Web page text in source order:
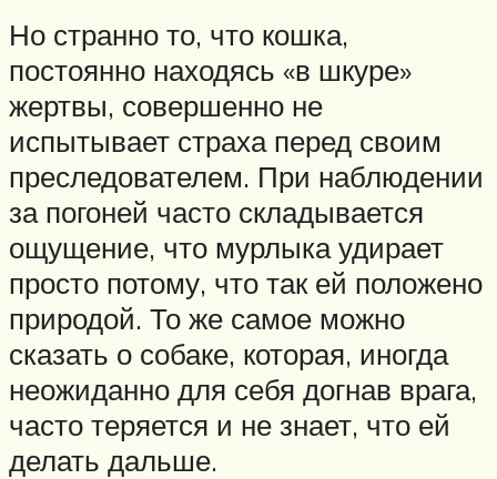
Но странно то, что кошка,
постоянно находясь «в шкуре»
жертвы, совершенно не
испытывает страха перед своим
преследователем. При наблюдении
за погоней часто складывается
ощущение, что мурлыка удирает
просто потому, что так ей положено
природой. То же самое можно
сказать о собаке, которая, иногда
неожиданно для себя догнав врага,
часто теряется и не знает, что ей
делать дальше.